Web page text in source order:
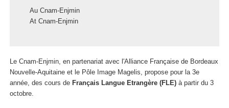
Au Cnam-Enjmin
At Cnam-Enjmin
Le Cnam-Enjmin, en partenariat avec l'Alliance Française de Bordeaux
Nouvelle-Aquitaine et le Pôle Image Magelis, propose pour la 3e
année, des cours de Français Langue Etrangère (FLE) à partir du 3
octobre.